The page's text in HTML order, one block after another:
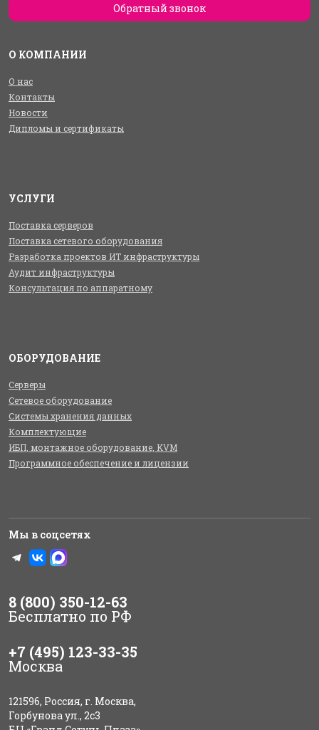
Обратный звонок
О КОМПАНИИ
О нас
Контакты
Новости
Дипломы и сертификаты
УСЛУГИ
Поставка серверов
Поставка сетевого оборудования
Разработка проектов ИТ инфраструктуры
Аудит инфраструктуры
Консультация по аппаратному
ОБОРУДОВАНИЕ
Серверы
Сетевое оборудование
Системы хранения данных
Комплектующие
ИБП, монтажное оборудование, KVM
Программное обеспечение и лицензии
Мы в соцсетях
8 (800) 350-12-63
Бесплатно по РФ
+7 (495) 123-33-35
Москва
121596, Россия, г. Москва,
Горбунова ул., 2с3